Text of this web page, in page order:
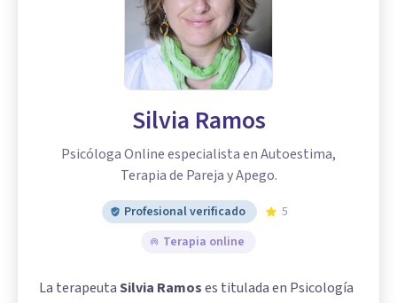
Silvia Ramos
Psicóloga Online especialista en Autoestima,
Terapia de Pareja y Apego.
Profesional verificado
5
Terapia online
La terapeutaSilvia Ramoses titulada en Psicología